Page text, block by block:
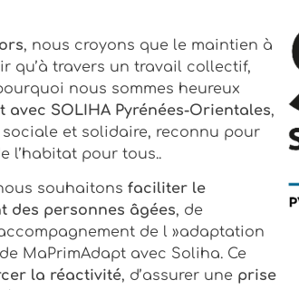
, nous croyons que le maintien à
qu’à travers un travail collectif,
nous sommes heureux
SOLIHA Pyrénées-Orientales,
et solidaire, reconnu pour
l’habitat pour tous..
souhaitons faciliter le
des personnes âgées, de
de l »adaptation
MaPrimAdapt avec Soliha. Ce
la réactivité, d’assurer une prise